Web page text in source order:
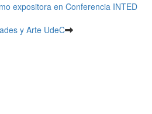
expositora en Conferencia INTED
y Arte UdeC